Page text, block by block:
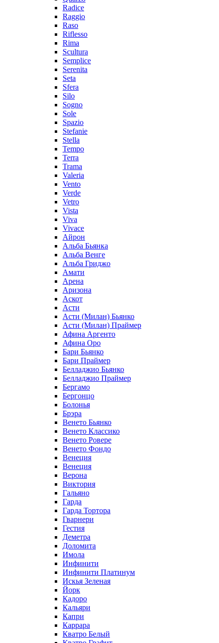
Radice
Raggio
Raso
Riflesso
Rima
Scultura
Semplice
Serenita
Seta
Sfera
Silo
Sogno
Sole
Spazio
Stefanie
Stella
Tempo
Terra
Trama
Valeria
Vento
Verde
Vetro
Vista
Viva
Vivace
Айрон
Альба Бьянка
Альба Венге
Альба Гриджо
Амати
Арена
Аризона
Аскот
Асти
Асти (Милан) Бьянко
Асти (Милан) Праймер
Афина Аргенто
Афина Оро
Бари Бьянко
Бари Праймер
Белладжио Бьянко
Белладжио Праймер
Бергамо
Бергонцо
Болонья
Брэра
Венето Бьянко
Венето Классико
Венето Ровере
Венето Фондо
Венеция
Венеция
Верона
Виктория
Гальяно
Гарда
Гарда Тортора
Гварнери
Гестия
Деметра
Доломита
Имола
Инфинити
Инфинити Платинум
Искья Зеленая
Йорк
Кадоро
Кальяри
Капри
Каррара
Кватро Белый